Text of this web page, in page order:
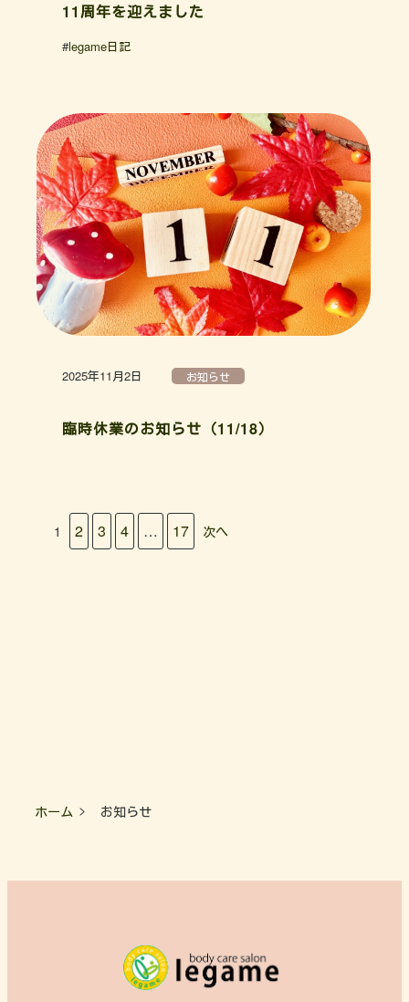
11周年を迎えました
#legame日記
2025年11月2日 お知らせ
臨時休業のお知らせ（11/18）
1 2 3 4 … 17 次へ
ホーム お知らせ